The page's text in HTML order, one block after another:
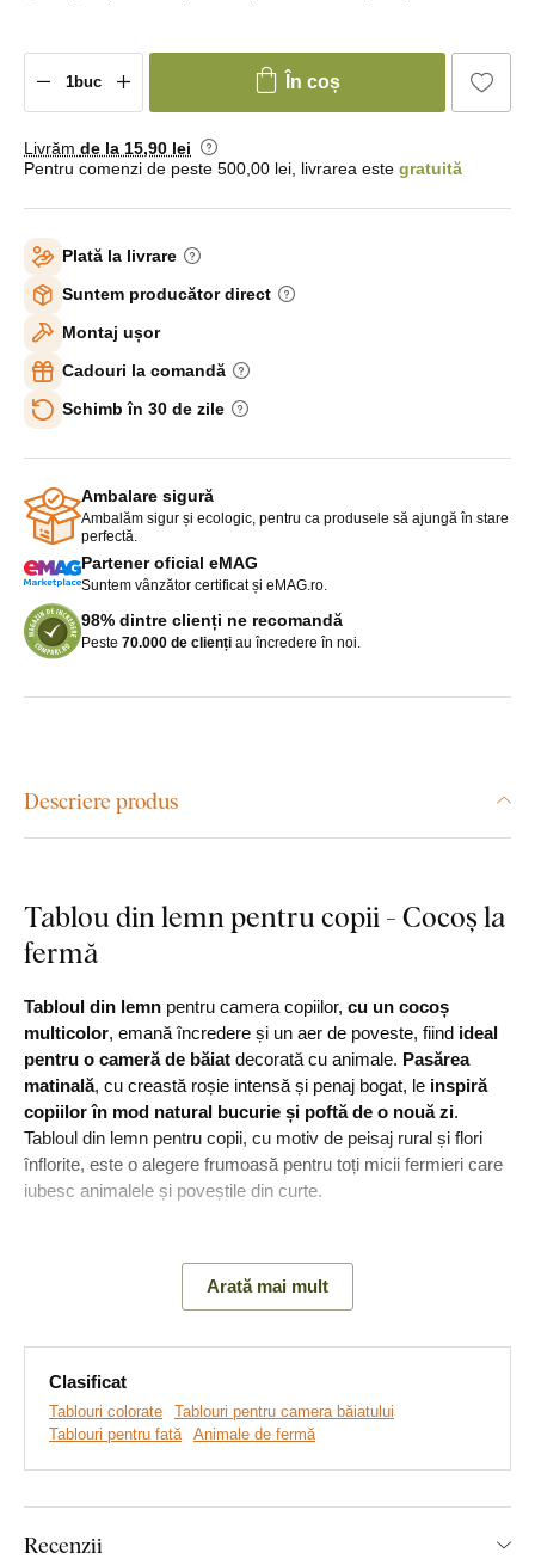
În coș
Livrăm de la 15,90 lei
Pentru comenzi de peste 500,00 lei, livrarea este gratuită
Plată la livrare
Suntem producător direct
Montaj ușor
Cadouri la comandă
Schimb în 30 de zile
Ambalare sigură
Ambalăm sigur și ecologic, pentru ca produsele să ajungă în stare
perfectă.
Partener oficial eMAG
Suntem vânzător certificat și eMAG.ro.
98% dintre clienți ne recomandă
Peste 70.000 de clienți au încredere în noi.
Descriere produs
Tablou din lemn pentru copii - Cocoș la
fermă
Tabloul din lemn pentru camera copiilor, cu un cocoș
multicolor, emană încredere și un aer de poveste, fiind ideal
pentru o cameră de băiat decorată cu animale. Pasărea
matinală, cu creastă roșie intensă și penaj bogat, le inspiră
copiilor în mod natural bucurie și poftă de o nouă zi.
Tabloul din lemn pentru copii, cu motiv de peisaj rural și flori
înflorite, este o alegere frumoasă pentru toți micii fermieri care
iubesc animalele și poveștile din curte.
groase de lemn
Arată mai mult
Clasificat
Tablouri colorate
Tablouri pentru camera băiatului
Tablouri pentru fată
Animale de fermă
Recenzii